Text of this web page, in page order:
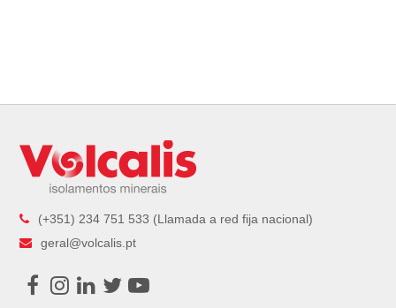
(+351) 234 751 533 (Llamada a red fija nacional)
geral@volcalis.pt
Facebook
Instagram
LinkedIn
TwitterYoutube